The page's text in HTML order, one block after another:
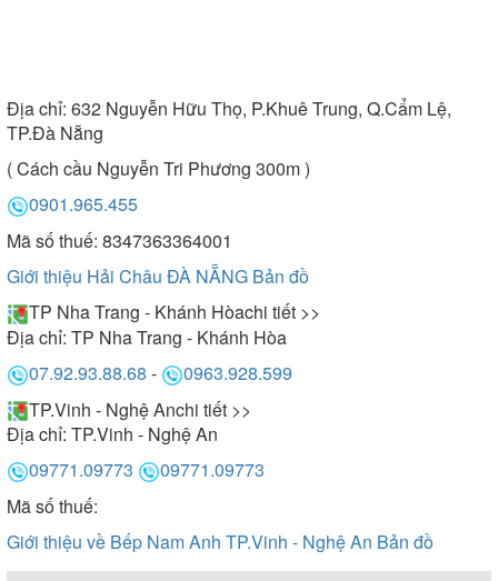
Địa chỉ: 632 Nguyễn Hữu Thọ, P.Khuê Trung, Q.Cẩm Lệ,
TP.Đà Nẵng
( Cách cầu Nguyễn Tri Phương 300m )
0901.965.455
Mã số thuế: 8347363364001
Giới thiệu Hải Châu ĐÀ NẴNG Bản đồ
TP Nha Trang - Khánh Hòachi tiết >>
Địa chỉ: TP Nha Trang - Khánh Hòa
07.92.93.88.68 -
0963.928.599
TP.Vinh - Nghệ Anchi tiết >>
Địa chỉ: TP.Vinh - Nghệ An
09771.09773
09771.09773
Mã số thuế:
Giới thiệu về Bếp Nam Anh TP.Vinh - Nghệ An Bản đồ